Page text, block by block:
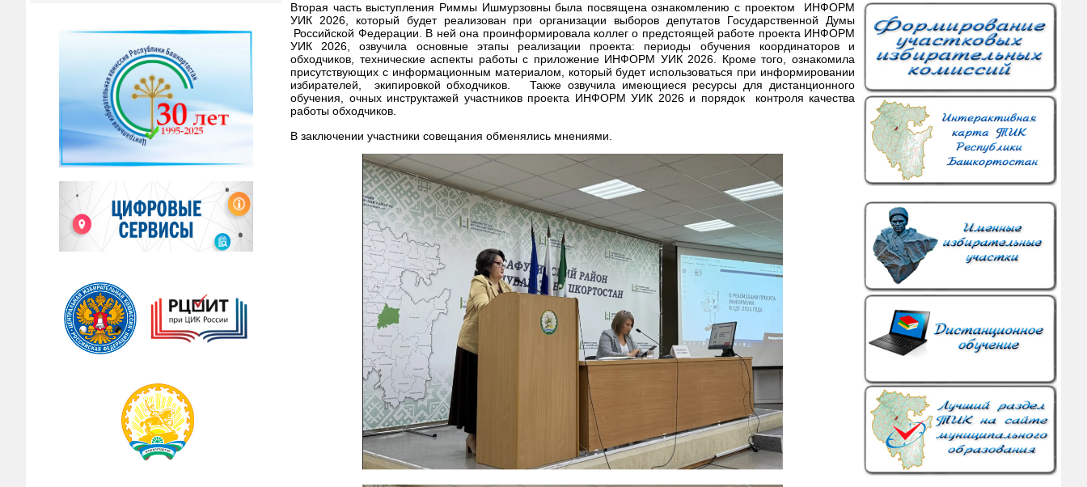
Вторая часть выступления Риммы Ишмурзовны была посвящена ознакомлению с проектом ИНФОРМ
УИК 2026, который будет реализован при организации выборов депутатов Государственной Думы
Российской Федерации. В ней она проинформировала коллег о предстоящей работе проекта ИНФОРМ
УИК 2026, озвучила основные этапы реализации проекта: периоды обучения координаторов и
обходчиков, технические аспекты работы с приложение ИНФОРМ УИК 2026. Кроме того, ознакомила
присутствующих с информационным материалом, который будет использоваться при информировании
избирателей, экипировкой обходчиков. Также озвучила имеющиеся ресурсы для дистанционного
обучения, очных инструктажей участников проекта ИНФОРМ УИК 2026 и порядок контроля качества
работы обходчиков.
В заключении участники совещания обменялись мнениями.